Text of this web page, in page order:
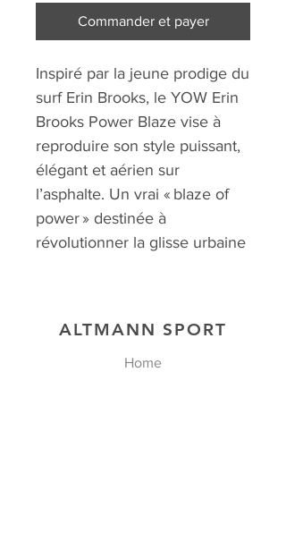
Commander et payer
Inspiré par la jeune prodige du
surf Erin Brooks, le YOW Erin
Brooks Power Blaze vise à
reproduire son style puissant,
élégant et aérien sur
l’asphalte. Un vrai « blaze of
power » destinée à
révolutionner la glisse urbaine
ALTMANN SPORT
Home